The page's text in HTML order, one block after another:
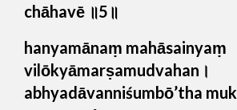
chāhavē ॥5॥
hanyamānaṃ mahāsainyaṃ
vilōkyāmarṣamudvahan।
abhyadāvanniśumbō’tha